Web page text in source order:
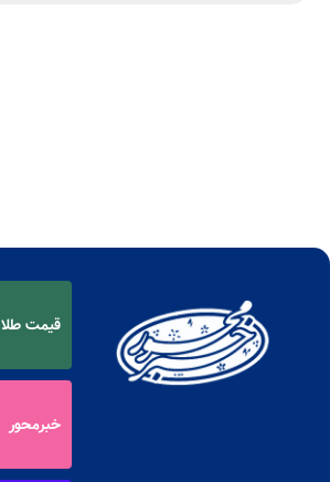
قیمت طلا
خبرمحور